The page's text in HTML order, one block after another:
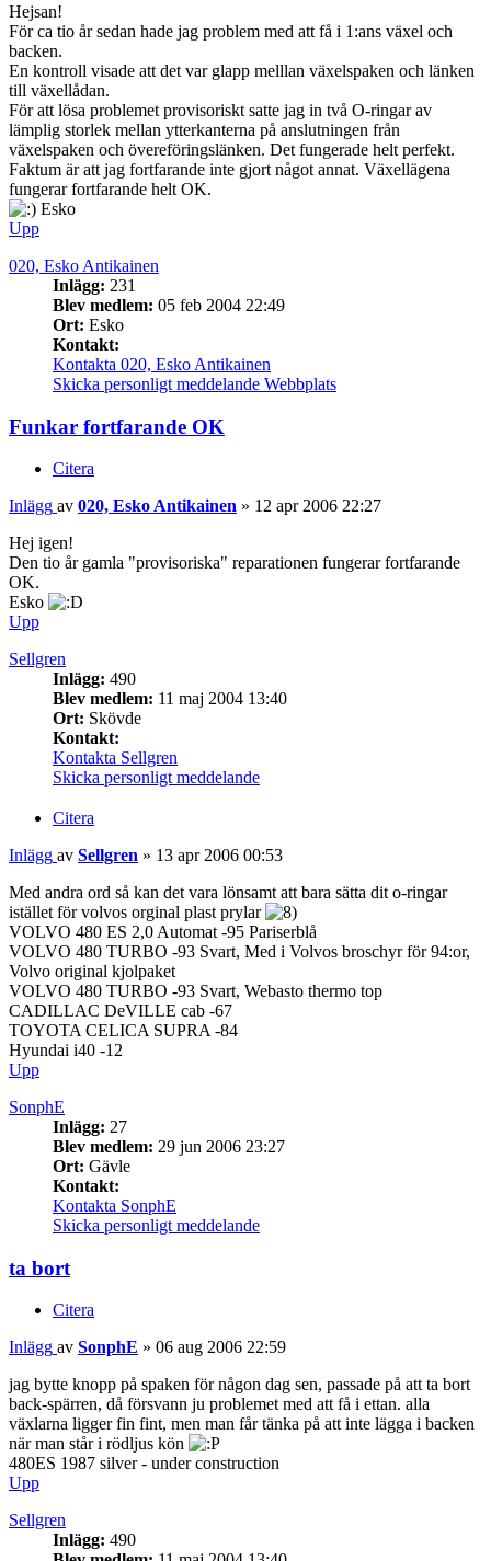
Hejsan!
För ca tio år sedan hade jag problem med att få i 1:ans växel och
backen.
En kontroll visade att det var glapp melllan växelspaken och länken
till växellådan.
För att lösa problemet provisoriskt satte jag in två O-ringar av
lämplig storlek mellan ytterkanterna på anslutningen från
växelspaken och övereföringslänken. Det fungerade helt perfekt.
Faktum är att jag fortfarande inte gjort något annat. Växellägena
fungerar fortfarande helt OK.
Esko
Upp
020, Esko Antikainen
Inlägg: 231
Blev medlem: 05 feb 2004 22:49
Ort: Esko
Kontakt:
Kontakta 020, Esko Antikainen
Skicka personligt meddelande Webbplats
Funkar fortfarande OK
Citera
Inlägg av 020, Esko Antikainen » 12 apr 2006 22:27
Hej igen!
Den tio år gamla "provisoriska" reparationen fungerar fortfarande
OK.
Esko
Upp
Sellgren
Inlägg: 490
Blev medlem: 11 maj 2004 13:40
Ort: Skövde
Kontakt:
Kontakta Sellgren
Skicka personligt meddelande
Citera
Inlägg av Sellgren » 13 apr 2006 00:53
Med andra ord så kan det vara lönsamt att bara sätta dit o-ringar
istället för volvos orginal plast prylar
VOLVO 480 ES 2,0 Automat -95 Pariserblå
VOLVO 480 TURBO -93 Svart, Med i Volvos broschyr för 94:or,
Volvo original kjolpaket
VOLVO 480 TURBO -93 Svart, Webasto thermo top
CADILLAC DeVILLE cab -67
TOYOTA CELICA SUPRA -84
Hyundai i40 -12
Upp
SonphE
Inlägg: 27
Blev medlem: 29 jun 2006 23:27
Ort: Gävle
Kontakt:
Kontakta SonphE
Skicka personligt meddelande
ta bort
Citera
Inlägg av SonphE » 06 aug 2006 22:59
jag bytte knopp på spaken för någon dag sen, passade på att ta bort
back-spärren, då försvann ju problemet med att få i ettan. alla
växlarna ligger fin fint, men man får tänka på att inte lägga i backen
när man står i rödljus kön
480ES 1987 silver - under construction
Upp
Sellgren
Inlägg: 490